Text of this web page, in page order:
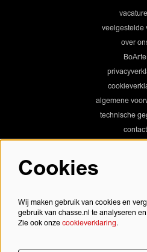
veelgestelde
over
BoArte
algemene
technische
contact
Cookies
Wij maken gebruik van cookies en
gebruik van chasse.nl te analyseren
Zie ook onze cookieverklaring.